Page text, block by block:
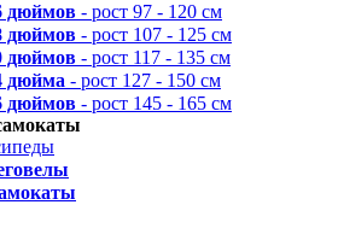
дюймов - рост 97 - 120 см
дюймов - рост 107 - 125 см
дюймов - рост 117 - 135 см
дюйма - рост 127 - 150 см
дюймов - рост 145 - 165 см